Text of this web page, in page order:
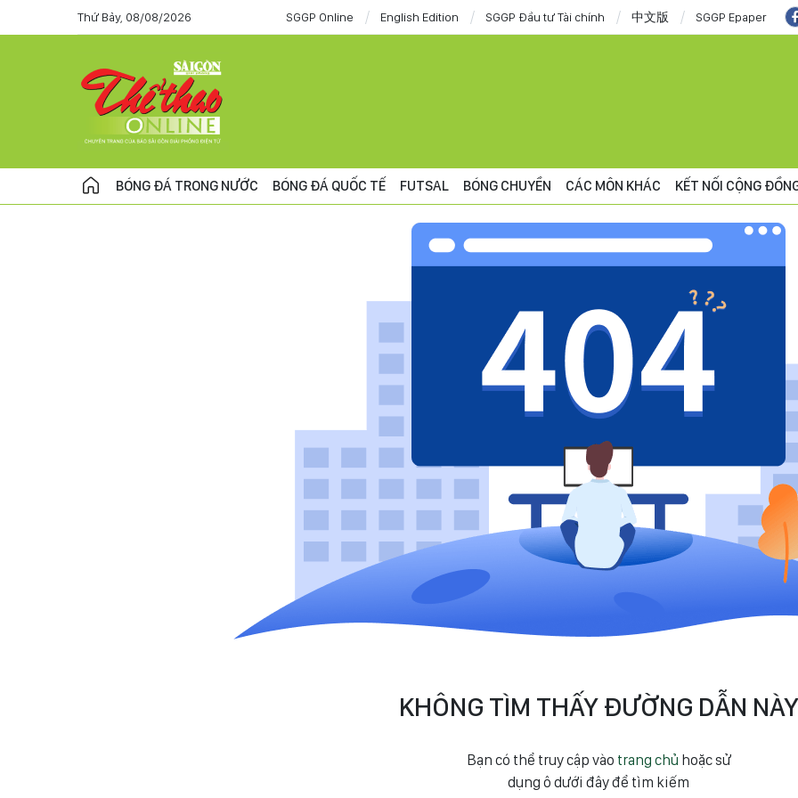
Thứ Bảy, 08/08/2026 SGGP Online English Edition SGGP Đầu tư Tài chính 中文版 SGGP Epaper
BÓNG ĐÁ TRONG NƯỚC BÓNG ĐÁ QUỐC TẾ FUTSAL BÓNG CHUYỀN CÁC MÔN KHÁC KẾT NỐI CỘNG
KHÔNG TÌM THẤY ĐƯỜNG DẪN NÀY
Bạn có thể truy cập vào trang chủ hoặc sử
dụng ô dưới đây để tìm kiếm